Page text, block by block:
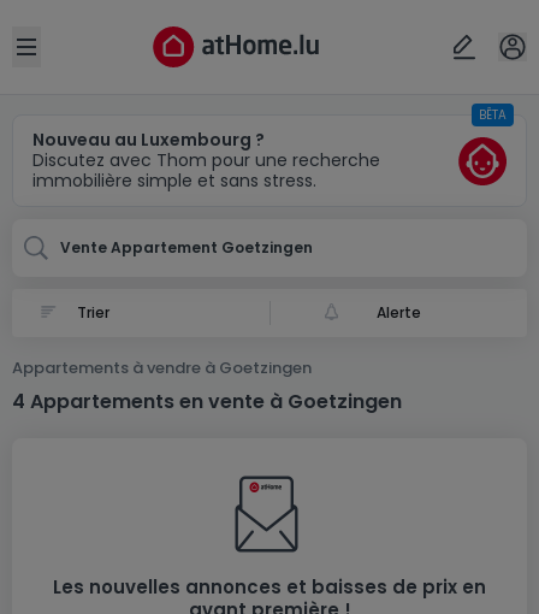
Open sidebar
Nouveau au Luxembourg ?
Discutez avec Thom pour une recherche
immobilière simple et sans stress.
BÊTA
Vente Appartement Goetzingen
Alerte
Appartements à vendre à Goetzingen
4 Appartements en vente à Goetzingen
Les nouvelles annonces et baisses de prix en
Localité(s)
Annuler OK